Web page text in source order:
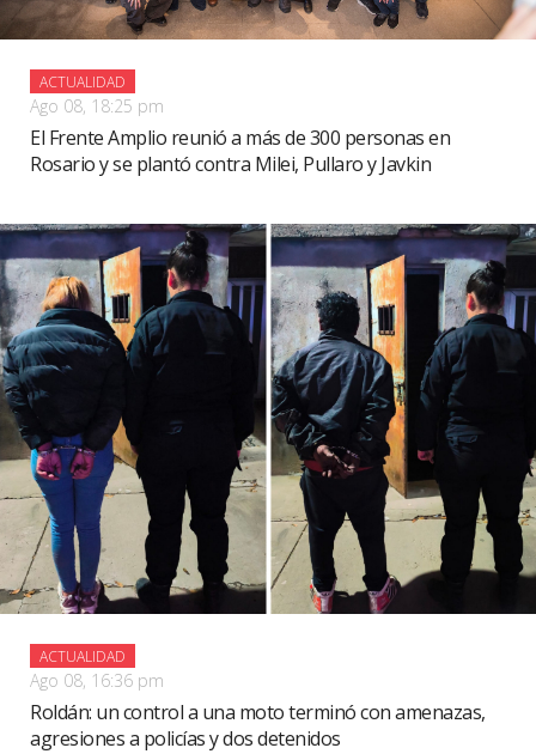
ACTUALIDAD
Ago 08, 18:25 pm
El Frente Amplio reunió a más de 300 personas en
Rosario y se plantó contra Milei, Pullaro y Javkin
ACTUALIDAD
Ago 08, 16:36 pm
Roldán: un control a una moto terminó con amenazas,
agresiones a policías y dos detenidos